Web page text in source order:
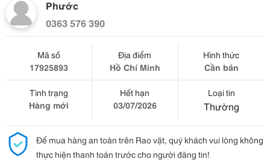
Phước
0363 576 390
Mã số
17925893
Địa điểm
Hồ Chí Minh
Hình thức
Cần bán
Tình trạng
Hàng mới
Hết hạn
03/07/2026
Loại tin
Thường
Để mua hàng an toàn trên Rao vặt, quý khách vui lòng không
thực hiện thanh toán trước cho người đăng tin!